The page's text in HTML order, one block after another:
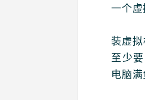
一个虚
装虚
至少
电脑满